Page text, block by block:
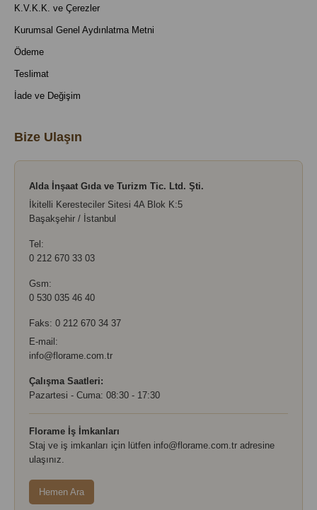
K.V.K.K. ve Çerezler
Kurumsal Genel Aydınlatma Metni
Ödeme
Teslimat
İade ve Değişim
Bize Ulaşın
Alda İnşaat Gıda ve Turizm Tic. Ltd. Şti.
İkitelli Keresteciler Sitesi 4A Blok K:5
Başakşehir / İstanbul
Tel:
0 212 670 33 03
Gsm:
0 530 035 46 40
Faks: 0 212 670 34 37
E-mail:
info@florame.com.tr
Çalışma Saatleri:
Pazartesi - Cuma: 08:30 - 17:30
Florame İş İmkanları
Staj ve iş imkanları için lütfen info@florame.com.tr adresine
ulaşınız.
Hemen Ara